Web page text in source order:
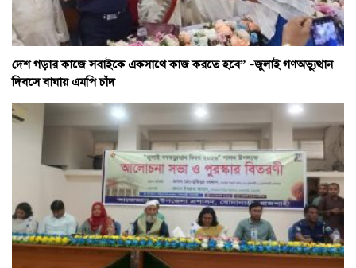
দেশ গড়ার কাজে সবাইকে একসাথে কাজ করতে হবে” -জুলাই গণঅভ্যুত্থান
দিবসে বাঘায় এমপি চাঁদ